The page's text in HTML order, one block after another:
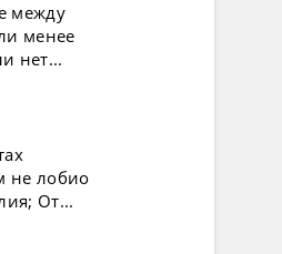
между
менее
нет...
не лобио
От...